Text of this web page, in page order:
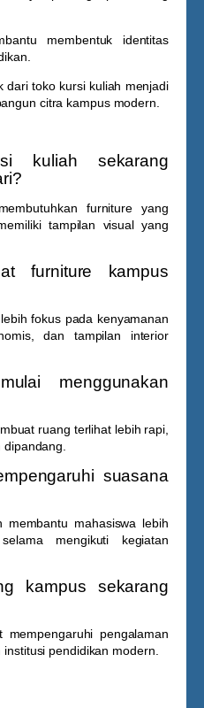
membentuk identitas
daritoko kursi kuliah menjadi
citra kampus modern.
kuliah sekarang
furniture yang
tampilan visual yang
furniture kampus
fokus pada kenyamanan
dan tampilan interior
menggunakan
ruang terlihat lebih rapi,
suasana
mahasiswa lebih
mengikuti kegiatan
kampus sekarang
pengalaman
pendidikan modern.